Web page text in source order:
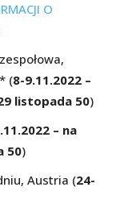
O
(8-9.11.2022 –
listopada 50)
– na
50)
Austria (24-